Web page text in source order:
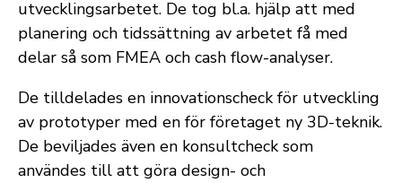
utvecklingsarbetet. De tog bl.a. hjälp att med
planering och tidssättning av arbetet få med
delar så som FMEA och cash flow-analyser.
De tilldelades en innovationscheck för utveckling
av prototyper med en för företaget ny 3D-teknik.
De beviljades även en konsultcheck som
användes till att göra design- och